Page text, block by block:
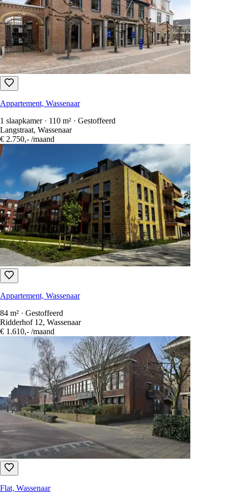
Appartement, Wassenaar
1 slaapkamer · 110 m² · Gestoffeerd
Langstraat, Wassenaar
€ 2.750,- /maand
Appartement, Wassenaar
84 m² · Gestoffeerd
Ridderhof 12, Wassenaar
€ 1.610,- /maand
Flat, Wassenaar